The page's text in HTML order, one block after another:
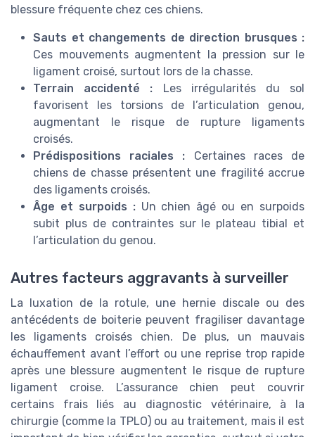
blessure fréquente chez ces chiens.
Sauts et changements de direction brusques :
Ces mouvements augmentent la pression sur le
ligament croisé, surtout lors de la chasse.
Terrain accidenté : Les irrégularités du sol
favorisent les torsions de l’articulation genou,
augmentant le risque de rupture ligaments
croisés.
Prédispositions raciales : Certaines races de
chiens de chasse présentent une fragilité accrue
des ligaments croisés.
Âge et surpoids :Un chien âgé ou en surpoids
subit plus de contraintes sur le plateau tibial et
l’articulation du genou.
Autres facteurs aggravants à surveiller
La luxation de la rotule, une hernie discale ou des
antécédents de boiterie peuvent fragiliser davantage
les ligaments croisés chien. De plus, un mauvais
échauffement avant l’effort ou une reprise trop rapide
après une blessure augmentent le risque de rupture
ligament croise. L’assurance chien peut couvrir
certains frais liés au diagnostic vétérinaire, à la
chirurgie (comme la TPLO) ou au traitement, mais il est